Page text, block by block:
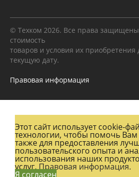
© Техком 2026. Все права
стоимость
товаров и условия их приобретения
текущую дату.
Правовая информация
Этот сайт использует cookie-
технологии, чтобы помочь Вам
также для предоставления
пользовательского опыта и
использования наших
услуг.Правовая информация.
Я согласен